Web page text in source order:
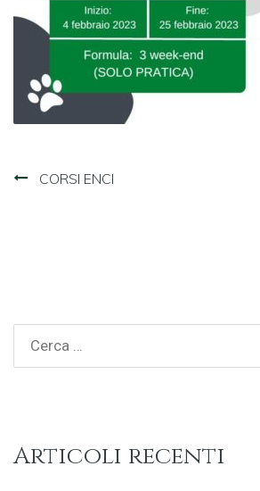
Navigazione
CORSI ENCI
Articoli recenti